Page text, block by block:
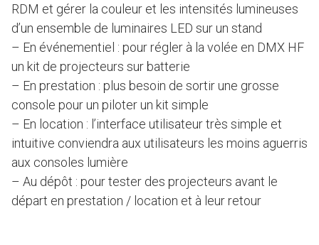
RDM et gérer la couleur et les intensités lumineuses
d’un ensemble de luminaires LED sur un stand
– En événementiel : pour régler à la volée en DMX HF
un kit de projecteurs sur batterie
– En prestation : plus besoin de sortir une grosse
console pour un piloter un kit simple
– En location : l’interface utilisateur très simple et
intuitive conviendra aux utilisateurs les moins aguerris
aux consoles lumière
– Au dépôt : pour tester des projecteurs avant le
départ en prestation / location et à leur retour